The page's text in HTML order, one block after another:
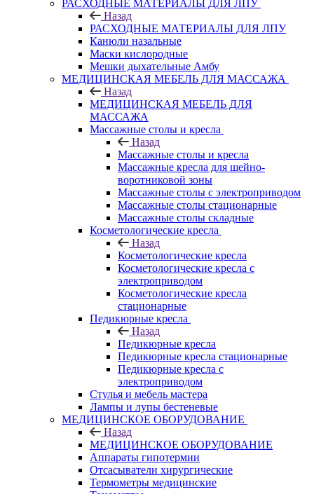
РАСХОДНЫЕ МАТЕРИАЛЫ ДЛЯ ЛПУ
Назад
РАСХОДНЫЕ МАТЕРИАЛЫ ДЛЯ ЛПУ
Канюли назальные
Маски кислородные
Мешки дыхательные Амбу
МЕДИЦИНСКАЯ МЕБЕЛЬ ДЛЯ МАССАЖА
Назад
МЕДИЦИНСКАЯ МЕБЕЛЬ ДЛЯ
МАССАЖА
Массажные столы и кресла
Назад
Массажные столы и кресла
Массажные кресла для шейно-
воротниковой зоны
Массажные столы с электроприводом
Массажные столы стационарные
Массажные столы складные
Косметологические кресла
Назад
Косметологические кресла
Косметологические кресла с
электроприводом
Косметологические кресла
стационарные
Педикюрные кресла
Назад
Педикюрные кресла
Педикюрные кресла стационарные
Педикюрные кресла с
электроприводом
Стулья и мебель мастера
Лампы и лупы бестеневые
МЕДИЦИНСКОЕ ОБОРУДОВАНИЕ
Назад
МЕДИЦИНСКОЕ ОБОРУДОВАНИЕ
Аппараты гипотермии
Отсасыватели хирургические
Термометры медицинские